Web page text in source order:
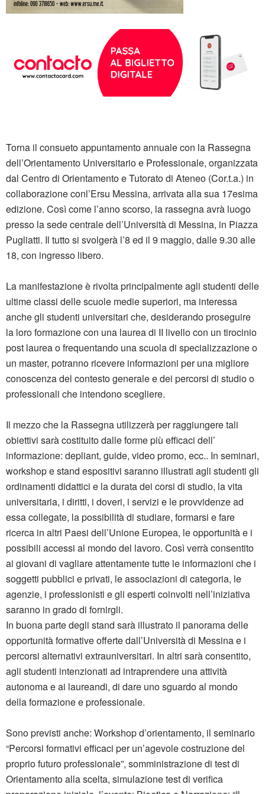
Torna il consueto appuntamento annuale con la Rassegna
dell’Orientamento Universitario e Professionale, organizzata
dal Centro di Orientamento e Tutorato di Ateneo (Cor.t.a.) in
collaborazione conl’Ersu Messina, arrivata alla sua 17esima
edizione. Così come l’anno scorso, la rassegna avrà luogo
presso la sede centrale dell’Università di Messina, in Piazza
Pugliatti. Il tutto si svolgerà l’8 ed il 9 maggio, dalle 9.30 alle
18, con ingresso libero.
La manifestazione è rivolta principalmente agli studenti delle
ultime classi delle scuole medie superiori, ma interessa
anche gli studenti universitari che, desiderando proseguire
la loro formazione con una laurea di II livello con un tirocinio
post laurea o frequentando una scuola di specializzazione o
un master, potranno ricevere informazioni per una migliore
conoscenza del contesto generale e dei percorsi di studio o
professionali che intendono scegliere.
Il mezzo che la Rassegna utilizzerà per raggiungere tali
obiettivi sarà costituito dalle forme più efficaci dell’
informazione: depliant, guide, video promo, ecc.. In seminari,
workshop e stand espositivi saranno illustrati agli studenti gli
ordinamenti didattici e la durata dei corsi di studio, la vita
universitaria, i diritti, i doveri, i servizi e le provvidenze ad
essa collegate, la possibilità di studiare, formarsi e fare
ricerca in altri Paesi dell’Unione Europea, le opportunità e i
possibili accessi al mondo del lavoro. Così verrà consentito
ai giovani di vagliare attentamente tutte le informazioni che i
soggetti pubblici e privati, le associazioni di categoria, le
agenzie, i professionisti e gli esperti coinvolti nell’iniziativa
saranno in grado di fornirgli.
In buona parte degli stand sarà illustrato il panorama delle
opportunità formative offerte dall’Università di Messina e i
percorsi alternativi extrauniversitari. In altri sarà consentito,
agli studenti intenzionati ad intraprendere una attività
autonoma e ai laureandi, di dare uno sguardo al mondo
della formazione e professionale.
Sono previsti anche: Workshop d’orientamento, il seminario
“Percorsi formativi efficaci per un’agevole costruzione del
proprio futuro professionale”, somministrazione di test di
Orientamento alla scelta, simulazione test di verifica